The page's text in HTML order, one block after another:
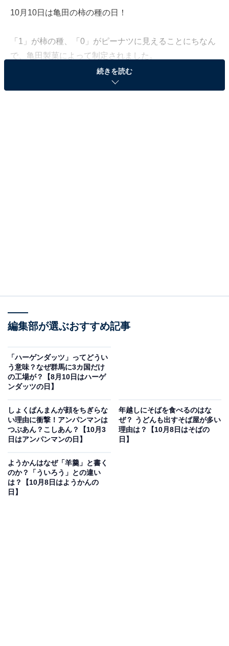
10月10日は亀田の柿の種の日！
「1」が柿の種、「0」がピーナツに見えることにちなん
で、亀田製菓によって制定されました。
今回は柿の種の誕生秘話、柿の種とピーナツの黄金比率
半月型で、お菓子の柿の種にとてもよく似ています。
新潟だけではなく全国的な人気菓子になっていきまし
た。
続きを読む
編集部が選ぶおすすめ記事
「ハーゲンダッツ」ってどうい
う意味？なぜ群馬に3カ国だけ
の工場が？【8月10日はハーゲ
ンダッツの日】
しょくぱんまんが顔をちぎらな
い理由に衝撃！アンパンマンは
つぶあん？こしあん？【10月3
日はアンパンマンの日】
年越しにそばを食べるのはな
ぜ？ うどんも出すそば屋が多い
理由は？【10月8日はそばの
日】
ようかんはなぜ「羊羹」と書く
のか？「ういろう」との違い
は？【10月8日はようかんの
日】